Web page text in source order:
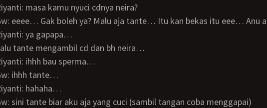
Riyanti: masa kamu nyuci cdnya neira?
Gw: eeee… Gak boleh ya? Malu aja tante… Itu kan bekas itu eee… Anu
Riyanti: ya gapapa…
Lalu tante mengambil cd dan bh neira…
Riyanti: ihhh bau sperma…
Gw: ihhh tante…
Riyanti: hahaha…
Gw: sini tante biar aku aja yang cuci (sambil tangan coba menggapai)